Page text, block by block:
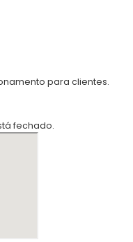
para clientes.
fechado.